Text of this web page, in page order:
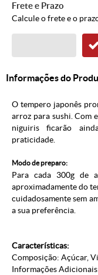
Frete e Prazo
Calcule o frete e o
Informações do
O tempero japonês
arroz para sushi. Com
niguiris ficarão
praticidade.
Modo de preparo:
Para cada 300g de
aproximadamente do
cuidadosamente sem
a sua preferência.
Características:
Composição: Açúcar,
Informações